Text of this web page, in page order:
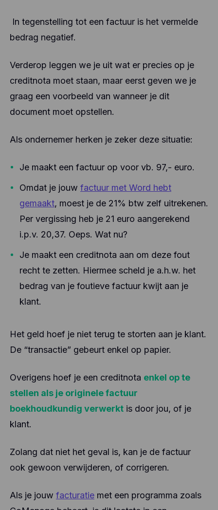
In tegenstelling tot een factuur is het vermelde
bedrag negatief.
Verderop leggen we je uit wat er precies op je
creditnota moet staan, maar eerst geven we je
graag een voorbeeld van wanneer je dit
document moet opstellen.
Als ondernemer herken je zeker deze situatie:
Je maakt een factuur op voor vb. 97,- euro.
Omdat je jouw factuur met Word hebt
gemaakt, moest je de 21% btw zelf uitrekenen.
Per vergissing heb je 21 euro aangerekend
i.p.v. 20,37. Oeps. Wat nu?
Je maakt een creditnota aan om deze fout
recht te zetten. Hiermee scheld je a.h.w. het
bedrag van je foutieve factuur kwijt aan je
klant.
Het geld hoef je niet terug te storten aan je klant.
De “transactie” gebeurt enkel op papier.
Overigens hoef je een creditnota enkel op te
stellen als je originele factuur
boekhoudkundig verwerkt is door jou, of je
klant.
Zolang dat niet het geval is, kan je de factuur
ook gewoon verwijderen, of corrigeren.
Als je jouw facturatie met een programma zoals